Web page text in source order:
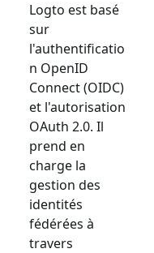
Logto est basé
sur
l'authentificatio
n OpenID
Connect (OIDC)
et l'autorisation
OAuth 2.0. Il
prend en
charge la
gestion des
identités
fédérées à
travers